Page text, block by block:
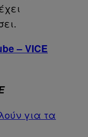
– VICE
για τα